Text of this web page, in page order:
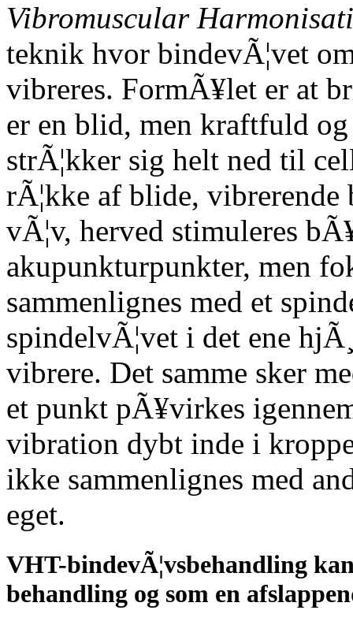
Vibromuscular
teknik hvor bindevÃ¦vet
vibreres. FormÃ¥let er at
er en blid, men kraftfuld
strÃ¦kker sig helt ned til
rÃ¦kke af blide, vibrerende
vÃ¦v, herved stimuleres
akupunkturpunkter, men
sammenlignes med et
spindelvÃ¦vet i det ene
vibrere. Det samme sker
et punkt pÃ¥virkes
vibration dybt inde i
ikke sammenlignes med
eget.
VHT-bindevÃ¦vsbehandling
behandling og som en